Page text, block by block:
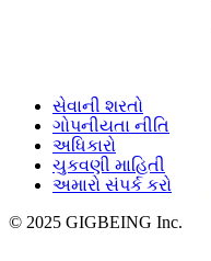
સેવાની શરતો
ગોપનીયતા નીતિ
અધિકારો
ચુકવણી માહિતી
અમારો સંપર્ક કરો
© 2025 GIGBEING Inc.